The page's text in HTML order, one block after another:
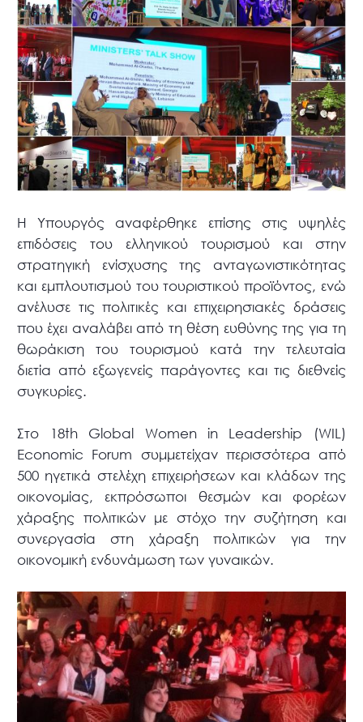
Η Υπουργός αναφέρθηκε επίσης στις υψηλές
επιδόσεις του ελληνικού τουρισμού και στην
στρατηγική ενίσχυσης της ανταγωνιστικότητας
και εμπλουτισμού του τουριστικού προϊόντος, ενώ
ανέλυσε τις πολιτικές και επιχειρησιακές δράσεις
που έχει αναλάβει από τη θέση ευθύνης της για τη
θωράκιση του τουρισμού κατά την τελευταία
διετία από εξωγενείς παράγοντες και τις διεθνείς
συγκυρίες.
Στο 18th Global Women in Leadership (WIL)
Economic Forum συμμετείχαν περισσότερα από
500 ηγετικά στελέχη επιχειρήσεων και κλάδων της
οικονομίας, εκπρόσωποι θεσμών και φορέων
χάραξης πολιτικών με στόχο την συζήτηση και
συνεργασία στη χάραξη πολιτικών για την
οικονομική ενδυνάμωση των γυναικών.